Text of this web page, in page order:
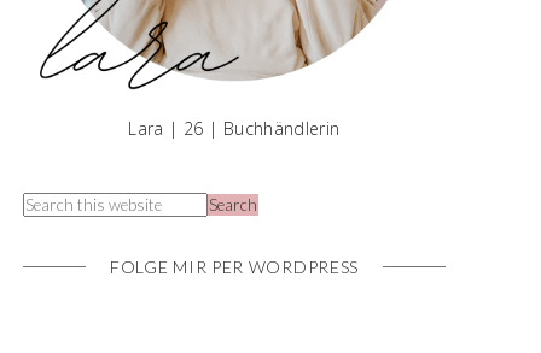
Lara | 26 | Buchhändlerin
FOLGE MIR PER WORDPRESS